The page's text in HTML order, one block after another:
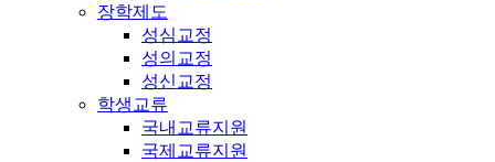
장학제도
성심교정
성의교정
성신교정
학생교류
국내교류지원
국제교류지원